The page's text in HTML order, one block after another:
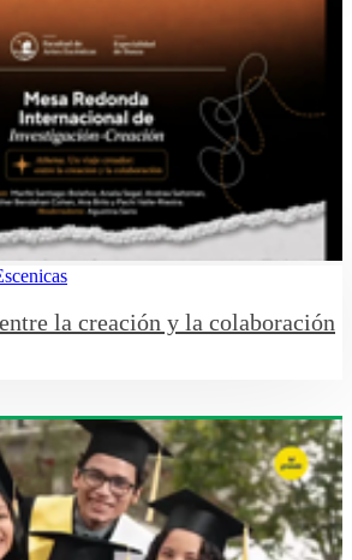
la creación y la colaboración